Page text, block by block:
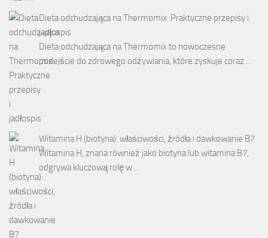
Dieta odchudzająca na Thermomix: Praktyczne przepisy i
jadłospis
Dieta odchudzająca na Thermomix to nowoczesne
podejście do zdrowego odżywiania, które zyskuje coraz …
Witamina H (biotyna): właściwości, źródła i dawkowanie B7
Witamina H, znana również jako biotyna lub witamina B7,
odgrywa kluczową rolę w …